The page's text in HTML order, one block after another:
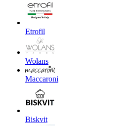
Etrofil
Wolans
Maccaroni
Biskvit